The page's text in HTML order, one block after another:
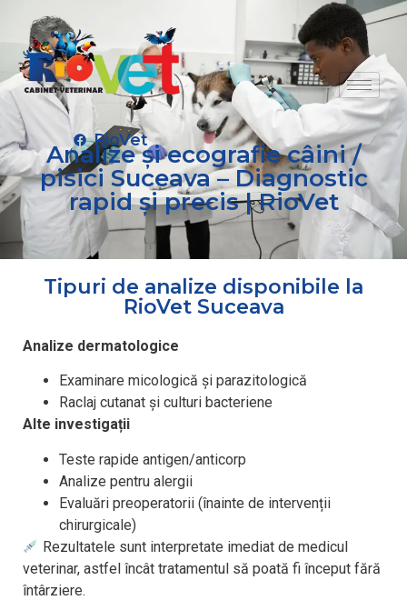
RioVet
Analize și ecografie câini /
pisici Suceava – Diagnostic
rapid și precis | RioVet
Tipuri de analize disponibile la
RioVet Suceava
Analize dermatologice
Examinare micologică și parazitologică
Raclaj cutanat și culturi bacteriene
Alte investigații
Teste rapide antigen/anticorp
Analize pentru alergii
Evaluări preoperatorii (înainte de intervenții
chirurgicale)
Rezultatele sunt interpretate imediat de medicul
veterinar, astfel încât tratamentul să poată fi început fără
întârziere.